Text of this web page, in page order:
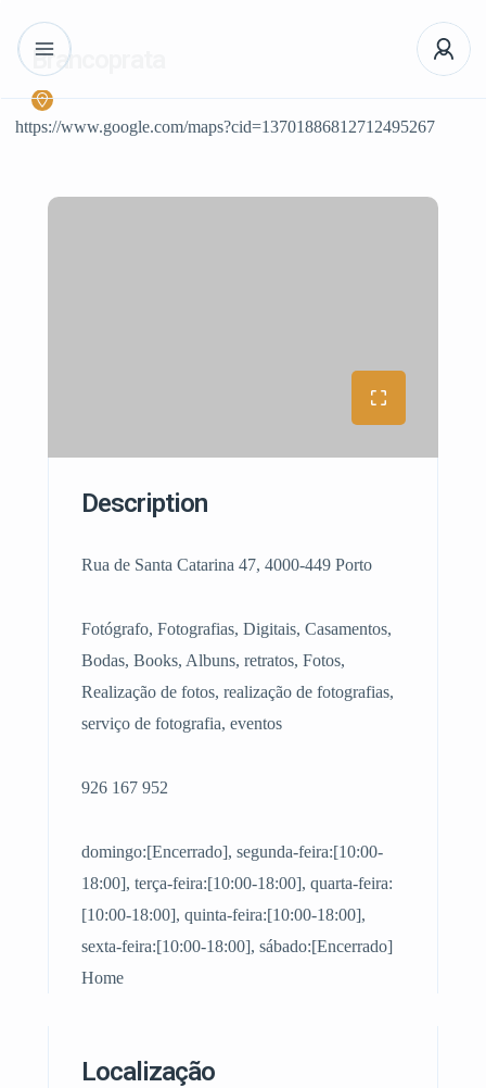
Brancoprata
https://www.google.com/maps?cid=13701886812712495267
Description
Rua de Santa Catarina 47, 4000-449 Porto
Fotógrafo, Fotografias, Digitais, Casamentos,
Bodas, Books, Albuns, retratos, Fotos,
Realização de fotos, realização de fotografias,
serviço de fotografia, eventos
926 167 952
domingo:[Encerrado], segunda-feira:[10:00-
18:00], terça-feira:[10:00-18:00], quarta-feira:
[10:00-18:00], quinta-feira:[10:00-18:00],
sexta-feira:[10:00-18:00], sábado:[Encerrado]
Home
Localização